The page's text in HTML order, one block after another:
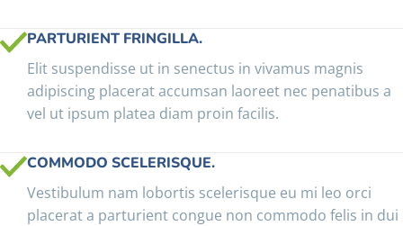
PARTURIENT FRINGILLA.
Elit suspendisse ut in senectus in vivamus magnis
adipiscing placerat accumsan laoreet nec penatibus a
vel ut ipsum platea diam proin facilis.
COMMODO SCELERISQUE.
Vestibulum nam lobortis scelerisque eu mi leo orci
placerat a parturient congue non commodo felis in dui